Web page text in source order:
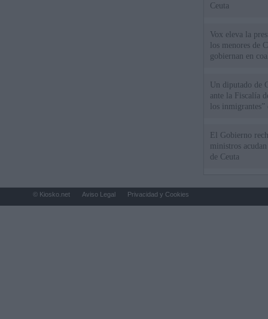
Ceuta
Vox eleva la
los menores de
gobiernan en
Un diputado de
ante la Fiscalía
los inmigrantes”
El Gobierno
ministros
de Ceuta
© Kiosko.net Aviso Legal Privacidad y Cookies